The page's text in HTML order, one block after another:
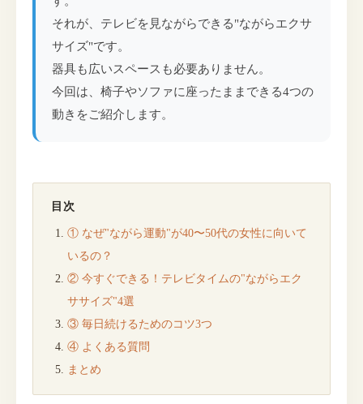
それが、テレビを見ながらできる"ながらエクサ
サイズ"です。
器具も広いスペースも必要ありません。
今回は、椅子やソファに座ったままできる4つの
動きをご紹介します。
目次
① なぜ"ながら運動"が40〜50代の女性に向いて
いるの？
② 今すぐできる！テレビタイムの"ながらエク
ササイズ"4選
③ 毎日続けるためのコツ3つ
④ よくある質問
まとめ